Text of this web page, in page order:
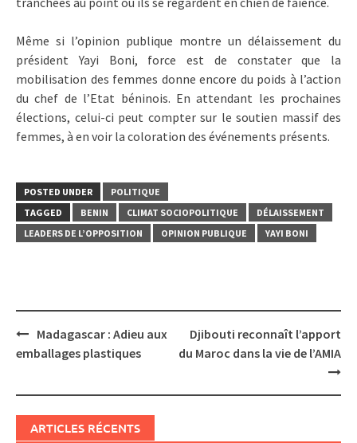
Même si l’opinion publique montre un délaissement du
président Yayi Boni, force est de constater que la
mobilisation des femmes donne encore du poids à l’action
du chef de l’Etat béninois. En attendant les prochaines
élections, celui-ci peut compter sur le soutien massif des
femmes, à en voir la coloration des événements présents.
POSTED UNDER
POLITIQUE
TAGGED
BENIN CLIMAT SOCIOPOLITIQUE
DÉLAISSEMENT
LEADERS DE L’OPPOSITION
OPINION PUBLIQUE YAYI BONI
Post
navigation
Madagascar : Adieu aux
emballages plastiques
Djibouti reconnaît l’apport
du Maroc dans la vie de l’AMIA
ARTICLES RÉCENTS